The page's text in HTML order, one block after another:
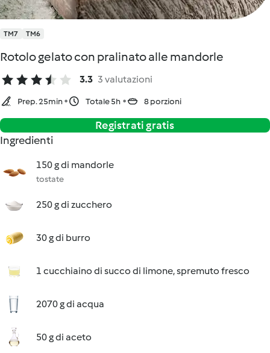
TM7 TM6
Rotolo gelato con pralinato alle mandorle
3.3 3 valutazioni
Prep. 25min Totale 5h 8 porzioni
Registrati gratis
Ingredienti
150 g di mandorle
tostate
250 g di zucchero
30 g di burro
1 cucchiaino di succo di limone, spremuto fresco
2070 g di acqua
50 g di aceto